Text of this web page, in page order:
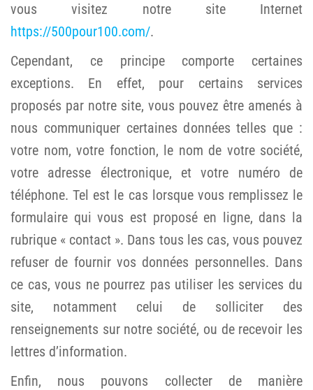
vous visitez notre site Internet
https://500pour100.com/.
Cependant, ce principe comporte certaines
exceptions. En effet, pour certains services
proposés par notre site, vous pouvez être amenés à
nous communiquer certaines données telles que :
votre nom, votre fonction, le nom de votre société,
votre adresse électronique, et votre numéro de
téléphone. Tel est le cas lorsque vous remplissez le
formulaire qui vous est proposé en ligne, dans la
rubrique « contact ». Dans tous les cas, vous pouvez
refuser de fournir vos données personnelles. Dans
ce cas, vous ne pourrez pas utiliser les services du
site, notamment celui de solliciter des
renseignements sur notre société, ou de recevoir les
lettres d’information.
Enfin, nous pouvons collecter de manière